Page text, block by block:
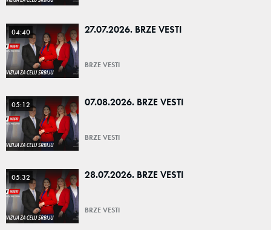
04:40 27.07.2026. BRZE VESTI
BRZE VESTI
05:12 07.08.2026. BRZE VESTI
BRZE VESTI
05:32 28.07.2026. BRZE VESTI
BRZE VESTI